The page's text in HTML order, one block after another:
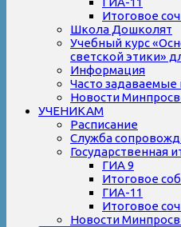
Итоговое
Школа Дошколят
Учебный курс
светской этики»
Информация
Часто
Новости
УЧЕНИКАМ
Расписание
Служба
Государственная
ГИА 9
Итоговое
ГИА-11
Итоговое
Новости